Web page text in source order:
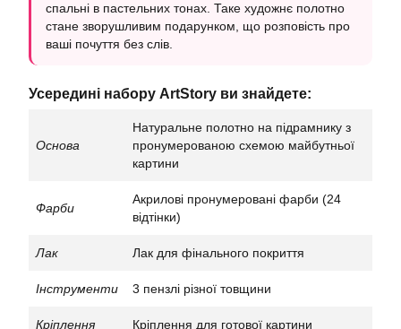
спальні в пастельних тонах. Таке художнє полотно
стане зворушливим подарунком, що розповість про
ваші почуття без слів.
Усередині набору ArtStory ви знайдете:
Основа
Натуральне полотно на підрамнику з
пронумерованою схемою майбутньої
картини
Фарби
Акрилові пронумеровані фарби (24
відтінки)
Лак Лак для фінального покриття
Інструменти 3 пензлі різної товщини
Кріплення Кріплення для готової картини